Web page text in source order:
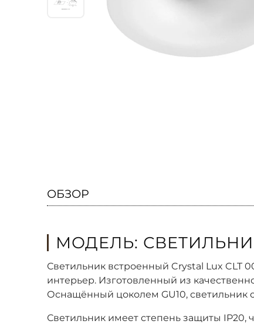
ОБЗОР
МОДЕЛЬ: СВЕТИЛЬНИК
Светильник встроенный Crystal Lux CLT
интерьер. Изготовленный из
Оснащённый цоколем GU10, светильник
Светильник имеет степень защиты IP20,